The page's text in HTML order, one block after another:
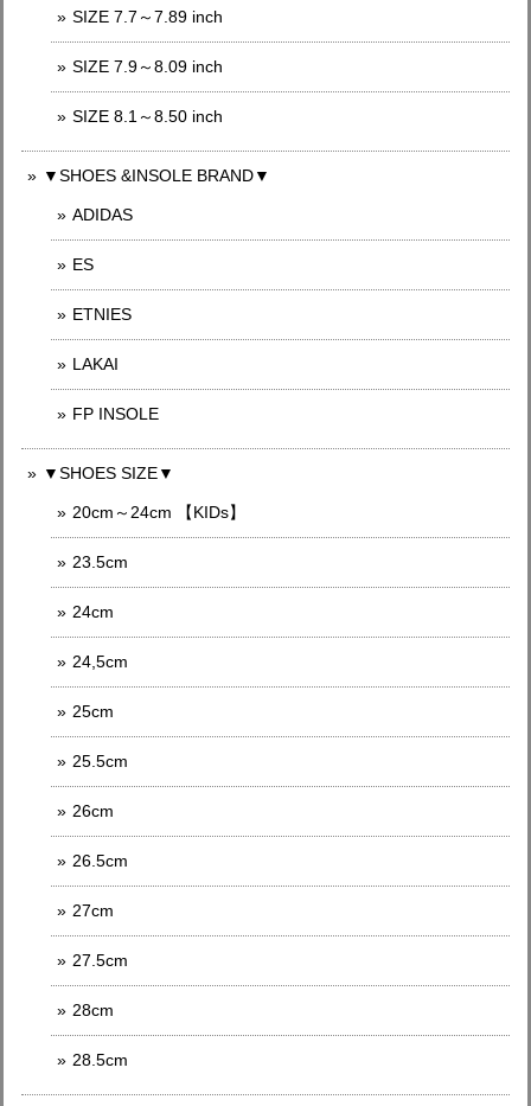
SIZE 7.7～7.89 inch
SIZE 7.9～8.09 inch
SIZE 8.1～8.50 inch
▼SHOES &INSOLE BRAND▼
ADIDAS
ES
ETNIES
LAKAI
FP INSOLE
▼SHOES SIZE▼
20cm～24cm 【KIDs】
23.5cm
24cm
24,5cm
25cm
25.5cm
26cm
26.5cm
27cm
27.5cm
28cm
28.5cm